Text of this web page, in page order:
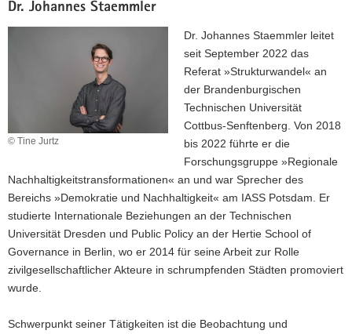
Dr. Johannes Staemmler
© Tine Jurtz
Dr. Johannes Staemmler leitet
seit September 2022 das
Referat »Strukturwandel« an
der Brandenburgischen
Technischen Universität
Cottbus-Senftenberg. Von 2018
bis 2022 führte er die
Forschungsgruppe »Regionale
Nachhaltigkeitstransformationen« an und war Sprecher des
Bereichs »Demokratie und Nachhaltigkeit« am IASS Potsdam. Er
studierte Internationale Beziehungen an der Technischen
Universität Dresden und Public Policy an der Hertie School of
Governance in Berlin, wo er 2014 für seine Arbeit zur Rolle
zivilgesellschaftlicher Akteure in schrumpfenden Städten promoviert
wurde.
Schwerpunkt seiner Tätigkeiten ist die Beobachtung und